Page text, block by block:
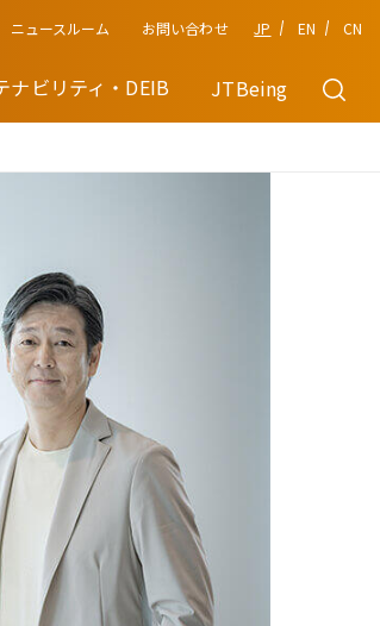
ナビリティ・DEIB JTBeing
ニュースルーム お問い合わせ JP EN CN